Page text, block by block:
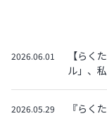
2026.06.01
【らく
ル」、
2026.05.29 『らく